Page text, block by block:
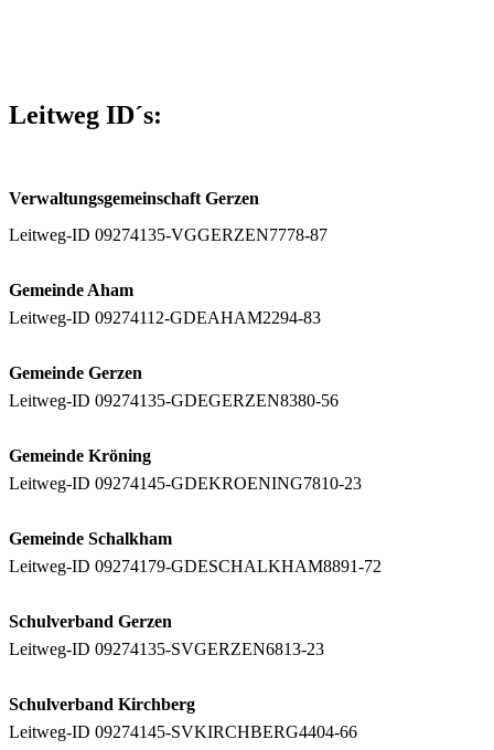
Leitweg ID´s:
Verwaltungsgemeinschaft Gerzen
Leitweg-ID 09274135-VGGERZEN7778-87
Gemeinde Aham
Leitweg-ID 09274112-GDEAHAM2294-83
Gemeinde Gerzen
Leitweg-ID 09274135-GDEGERZEN8380-56
Gemeinde Kröning
Leitweg-ID 09274145-GDEKROENING7810-23
Gemeinde Schalkham
Leitweg-ID 09274179-GDESCHALKHAM8891-72
Schulverband Gerzen
Leitweg-ID 09274135-SVGERZEN6813-23
Schulverband Kirchberg
Leitweg-ID 09274145-SVKIRCHBERG4404-66